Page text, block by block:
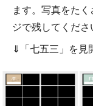
ます。写真をた
ジで残してくださ
⇓「七五三」を見